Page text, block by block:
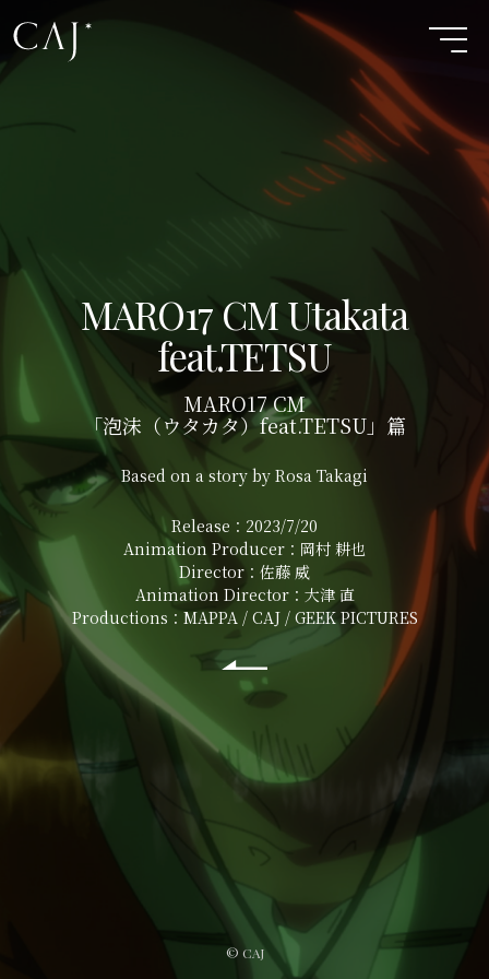
MARO17 CM Utakata
feat.TETSU
MARO17 CM
「泡沫（ウタカタ）feat.TETSU」篇
Based on a story by Rosa Takagi
Release：2023/7/20
Animation Producer：岡村 耕也
Director：佐藤 威
Animation Director：大津 直
Productions：MAPPA / CAJ / GEEK PICTURES
©︎ CAJ